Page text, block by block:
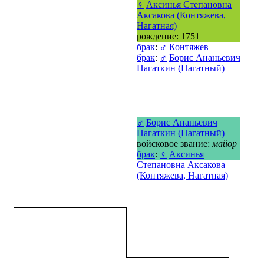
♀ Аксинья Степановна
Аксакова (Контяжева,
Нагатная)
рождение: 1751
брак: ♂ Контяжев
брак: ♂ Борис Ананьевич
Нагаткин (Нагатный)
♂ Борис Ананьевич
Нагаткин (Нагатный)
войсковое звание: майор
брак: ♀ Аксинья
Степановна Аксакова
(Контяжева, Нагатная)